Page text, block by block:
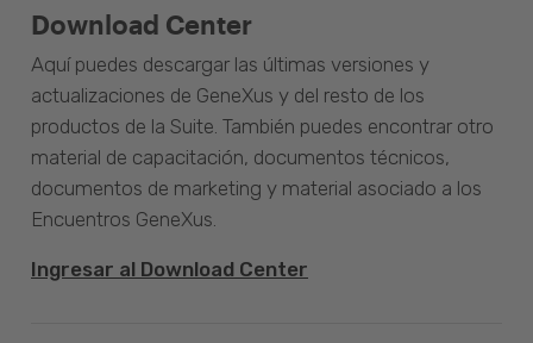
Download Center
Aquí puedes descargar las últimas versiones y
actualizaciones de GeneXus y del resto de los
productos de la Suite. También puedes encontrar otro
material de capacitación, documentos técnicos,
documentos de marketing y material asociado a los
Encuentros GeneXus.
Ingresar al Download Center